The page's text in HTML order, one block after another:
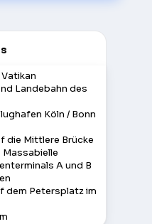
Landebahn des
Köln / Bonn
die Mittlere Brücke
A und B
dem Petersplatz im